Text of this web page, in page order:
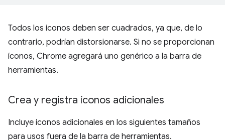
Todos los íconos deben ser cuadrados, ya que, de lo
contrario, podrían distorsionarse. Si no se proporcionan
íconos, Chrome agregará uno genérico a la barra de
herramientas.
Crea y registra íconos adicionales
Incluye íconos adicionales en los siguientes tamaños
para usos fuera de la barra de herramientas.